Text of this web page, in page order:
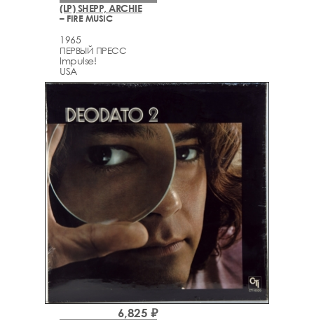
(LP) SHEPP, ARCHIE
– FIRE MUSIC
1965
ПЕРВЫЙ ПРЕСС
Impulse!
USA
6,825 ₽